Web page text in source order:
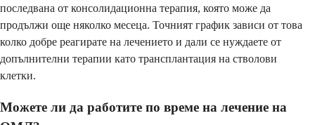
последвана от консолидационна терапия, която може да
продължи още няколко месеца. Точният график зависи от това
колко добре реагирате на лечението и дали се нуждаете от
допълнителни терапии като трансплантация на стволови
клетки.
Можете ли да работите по време на лечение на